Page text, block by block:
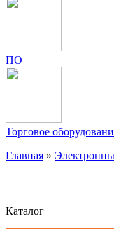
ПО
Торговое
Главная »
Каталог